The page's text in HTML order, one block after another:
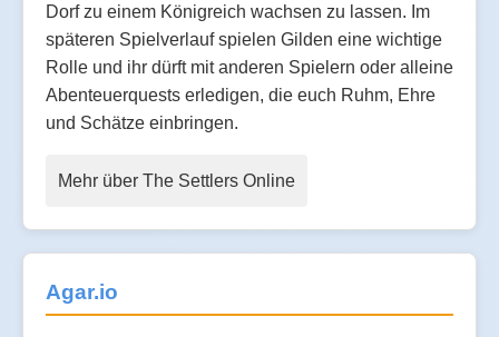
Dorf zu einem Königreich wachsen zu lassen. Im
späteren Spielverlauf spielen Gilden eine wichtige
Rolle und ihr dürft mit anderen Spielern oder alleine
Abenteuerquests erledigen, die euch Ruhm, Ehre
und Schätze einbringen.
Mehr über The Settlers Online
Agar.io